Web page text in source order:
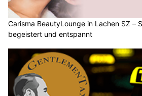
Carisma BeautyLounge in Lachen SZ –
begeistert und entspannt